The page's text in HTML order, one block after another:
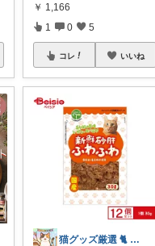
￥ 1,166
1 0 5
コレ いいね
猫グッズ厳選 🐈 にゃん具市場 🌈